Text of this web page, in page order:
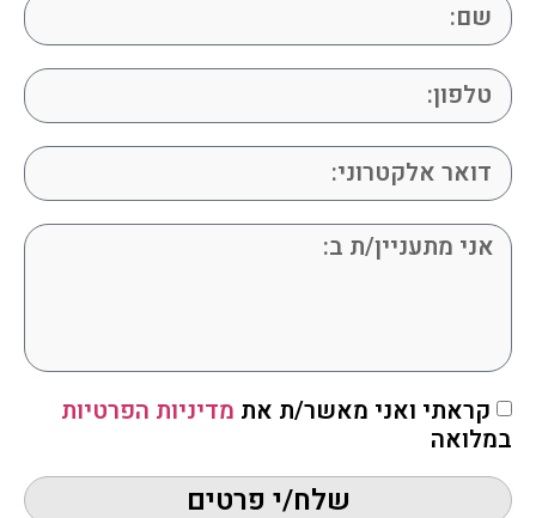
התעמלות במים לגיל השלישי
אחת הבעיות של בני הגיל השלישי הוא מיעוט בפעילות גופנית
בגלל מחלות כאלו ואחרות, בעיות במפרקים, לחץ דם וסכרת לא
שעלולה לגרום לפציעות וחבלות שקשה להתאושש מהן.
להמשך קריאה »